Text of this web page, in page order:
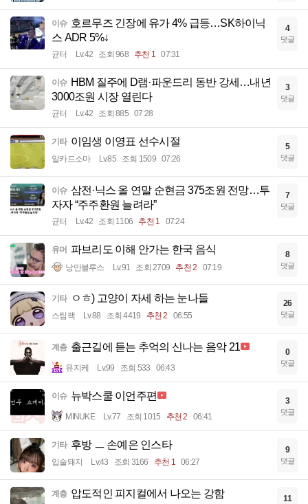
이슈 호르무즈 긴장에 유가 4% 급등…SK하이닉
스 ADR 5%↓
균터 Lv.42 조회 968 추천 1 07:31
4
댓글
이슈 HBM 질주에 D램·파운드리 동반 강세…내년
3000조원 시장 열린다
균터 Lv.42 조회 885 07:28
3
댓글
기타 이임생 이영표 선수시절
알카드소마 Lv.85 조회 1509 07:26
5
댓글
이슈 삼전·닉스 올 연말 순현금 375조원 전망…투
자자 “주주환원 늘려라”
균터 Lv.42 조회 1106 추천 1 07:24
7
댓글
유머 파브리도 이해 안가는 한국 음식
낭만블루스 Lv.91 조회 2709 추천 2 07:19
8
댓글
기타 ㅇㅎ) 고양이 자세 하는 눈나들
스팀팩 Lv.88 조회 4419 추천 2 06:55
26
댓글
계층 출근길에 듣는 추억의 신나는 음악 21
뮤지케 Lv.99 조회 533 06:43
0
댓글
이슈 뉴박스쿨 이언주편
MINUKE Lv.77 조회 1015 추천 2 06:41
3
댓글
기타 후방 ㅡ 손예은 인스타
입술돼지 Lv.43 조회 3166 추천 1 06:27
9
댓글
계층 압도적인 피지컬에서 나오는 강함 11